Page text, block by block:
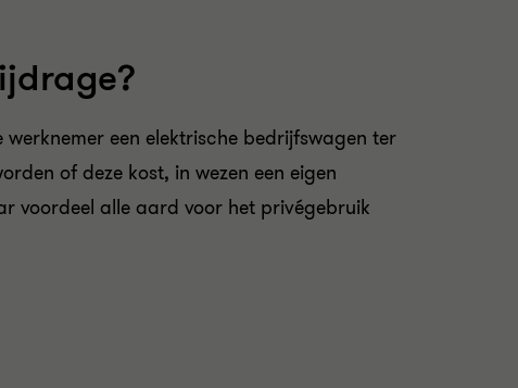
een elektrische bedrijfswagen ter
of deze kost, in wezen een eigen
voordeel alle aard voor het privégebruik